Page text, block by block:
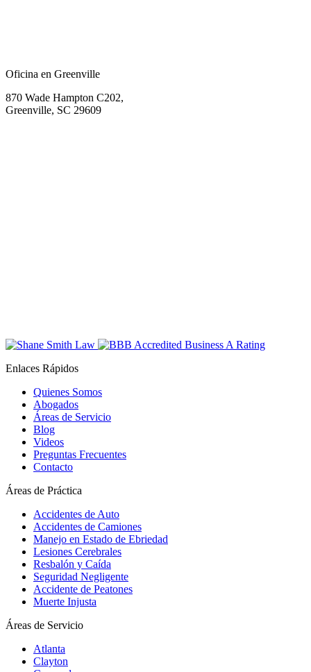
Oficina en Greenville
870 Wade Hampton C202,
Greenville, SC 29609
Enlaces Rápidos
Quienes Somos
Abogados
Áreas de Servicio
Blog
Videos
Preguntas Frecuentes
Contacto
Áreas de Práctica
Accidentes de Auto
Accidentes de Camiones
Manejo en Estado de Ebriedad
Lesiones Cerebrales
Resbalón y Caída
Seguridad Negligente
Accidente de Peatones
Muerte Injusta
Áreas de Servicio
Atlanta
Clayton